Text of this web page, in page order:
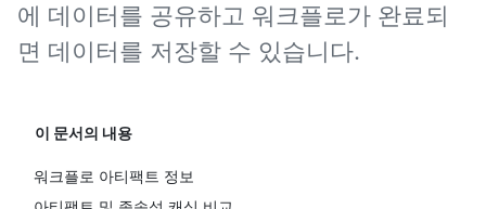
에 데이터를 공유하고 워크플로가 완료되
면 데이터를 저장할 수 있습니다.
이 문서의 내용
워크플로 아티팩트 정보